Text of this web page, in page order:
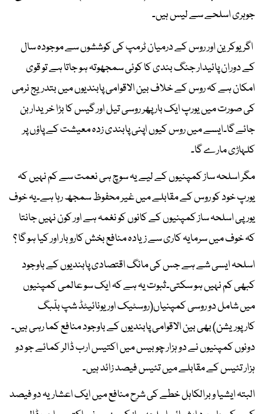
جوہری اسلحے سے لیس ہیں۔
اگر یوکرین اور روس کے درمیان ٹرمپ کی کوششوں سے موجودہ سال
کے دوران پائیدار جنگ بندی کا کوئی سمجھوتہ ہو جاتا ہے تو قوی
امکان ہے کہ روس کے خلاف بین الاقوامی پابندیوں میں بتدریج نرمی
کی صورت میں یورپ ایک بار پھر روسی تیل اور گیس کا بڑا خریدار بن
جائے گا۔ایسے میں روس کیوں اپنی پابندی زدہ معیشت کے پاؤں پر
کلہاڑی مارے گا۔
مگر اسلحہ ساز کمپنیوں کے لیے یہ سوچ ہی نعمت سے کم نہیں کہ
یورپ خود کو روس کے مقابلے میں غیر محفوظ سمجھ رہا ہے۔یہ خوف
یورپی اسلحہ ساز کمپنیوں کے کانوں کو نغمہ ہے اور کون نہیں جانتا
کہ خوف میں سرمایہ کاری سے زیادہ منافع بخش کاروبار اور کیا ہو گا ؟
اسلحہ ایسی شے ہے جس کی مانگ اقتصادی پابندیوں کے باوجود
کبھی کم نہیں ہو سکتی۔ثبوت یہ ہے کہ ایک سو عالمی کمپنیوں
میں شامل دو روسی کمپنیاں(روسٹیک اور یونائیٹڈ شپ بلّبگ
کارپوریشن) بھی بین الاقوامی پابندیوں کے باوجود منافع کما رہی ہیں۔
دونوں کمپنیوں نے دو ہزار چوبیس میں اکتیس ارب ڈالر کمائے جو دو
ہزار تئیس کے مقابلے میں تئیس فیصد زائد ہیں۔
البتہ ایشیا و برالکاہل خطے کی شرح منافع میں ایک اعشاریہ دو فیصد